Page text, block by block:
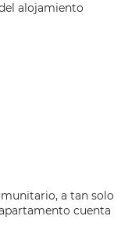
alojamiento
a tan solo
cuenta